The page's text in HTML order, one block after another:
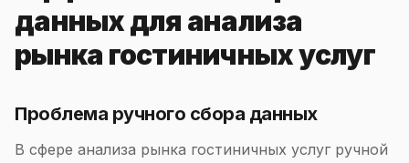
данных для анализа
рынка гостиничных услуг
Проблема ручного сбора данных
В сфере анализа рынка гостиничных услуг ручной